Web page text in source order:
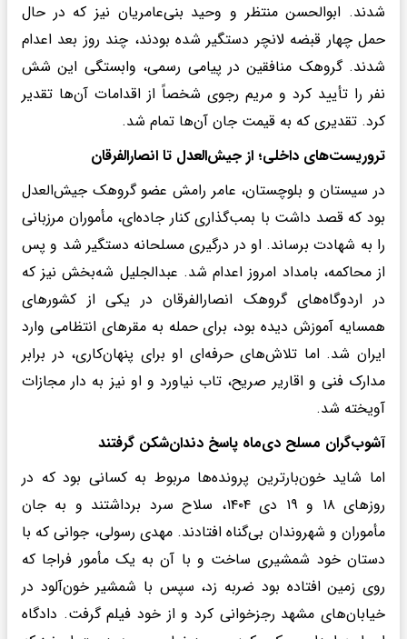
شدند. ابوالحسن منتظر و وحید بنی‌عامریان نیز که در حال
حمل چهار قبضه لانچر دستگیر شده بودند، چند روز بعد اعدام
شدند. گروهک منافقین در پیامی رسمی، وابستگی این شش
نفر را تأیید کرد و مریم رجوی شخصاً از اقدامات آن‌ها تقدیر
کرد. تقدیری که به قیمت جان آن‌ها تمام شد.
تروریست‌های داخلی؛ از جیش‌العدل تا انصارالفرقان
در سیستان و بلوچستان، عامر رامش عضو گروهک جیش‌العدل
بود که قصد داشت با بمب‌گذاری کنار جاده‌ای، مأموران مرزبانی
را به شهادت برساند. او در درگیری مسلحانه دستگیر شد و پس
از محاکمه، بامداد امروز اعدام شد. عبدالجلیل شه‌بخش نیز که
در اردوگاه‌های گروهک انصارالفرقان در یکی از کشورهای
همسایه آموزش دیده بود، برای حمله به مقرهای انتظامی وارد
ایران شد. اما تلاش‌های حرفه‌ای او برای پنهان‌کاری، در برابر
مدارک فنی و اقاریر صریح، تاب نیاورد و او نیز به دار مجازات
آویخته شد.
آشوب‌گران مسلح دی‌ماه پاسخ دندان‌شکن گرفتند
اما شاید خون‌بارترین پرونده‌ها مربوط به کسانی بود که در
روزهای ۱۸ و ۱۹ دی ۱۴۰۴، سلاح سرد برداشتند و به جان
مأموران و شهروندان بی‌گناه افتادند. مهدی رسولی، جوانی که با
دستان خود شمشیری ساخت و با آن به یک مأمور فراجا که
روی زمین افتاده بود ضربه زد، سپس با شمشیر خون‌آلود در
خیابان‌های مشهد رجزخوانی کرد و از خود فیلم گرفت. دادگاه